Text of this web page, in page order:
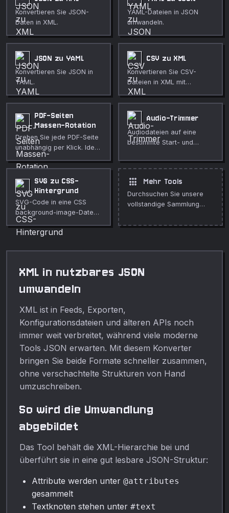
Konvertieren Sie JSON-
Daten in XML.
YAML-Dateien in JSON
umwandeln.
JSON zu YAML
Konvertieren Sie JSON in
YAML.
CSV zu XML
Konvertieren Sie CSV-
Dateien in XML mit
anpassbaren Root- und
Item-Tags.
PDF-Seiten
Massen-Rotation
Drehen Sie jede PDF-Seite
unabhängig per Klick. Ideal
für Scans mit gemischten
Ausrichtungen.
Audio-Trimmer
Audiodateien auf eine
bestimmte Start- und
ausgewählten Bereich
herunterladen.
SVG zu CSS-
Hintergrund
SVG-Code in eine CSS
background-image-Daten-
URL umwandeln.
apps Mehr Tools
Durchsuchen Sie unsere
vollstandige Sammlung
XML in nutzbares JSON
umwandeln
XML ist in Feeds, Exporten,
Konfigurationsdateien und älteren APIs noch
immer weit verbreitet, während viele moderne
Tools JSON erwarten. Mit diesem Konverter
bringen Sie beide Formate schneller zusammen,
ohne verschachtelte Strukturen von Hand
umzuschreiben.
So wird die Umwandlung
abgebildet
Das Tool behält die XML-Hierarchie bei und
überführt sie in eine gut lesbare JSON-Struktur:
Attribute werden unter @attributes
gesammelt
Textknoten stehen unter #text